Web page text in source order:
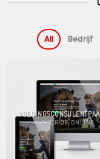
All Bedrijf
BEDRIJF, ONLINE